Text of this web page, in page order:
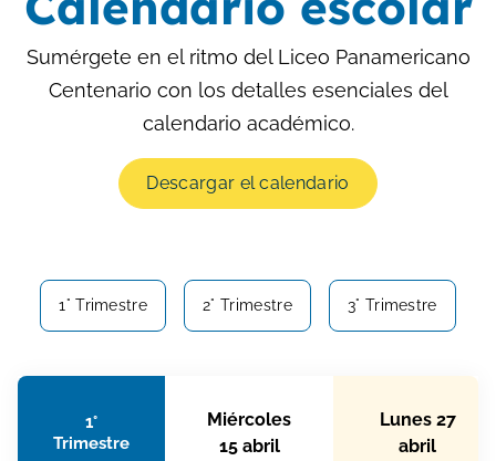
Sumérgete en el ritmo del Liceo Panamericano
Centenario con los detalles esenciales del
calendario académico.
Descargar el calendario
1° Trimestre 2° Trimestre 3° Trimestre
1°
Trimestre
Miércoles
15 abril
Lunes 27
abril